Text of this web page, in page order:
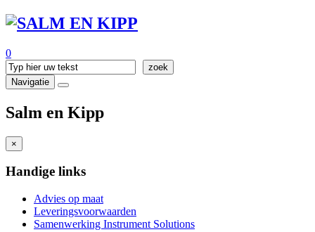
0
Navigatie
Salm en Kipp
×
Handige links
Advies op maat
Leveringsvoorwaarden
Samenwerking Instrument Solutions